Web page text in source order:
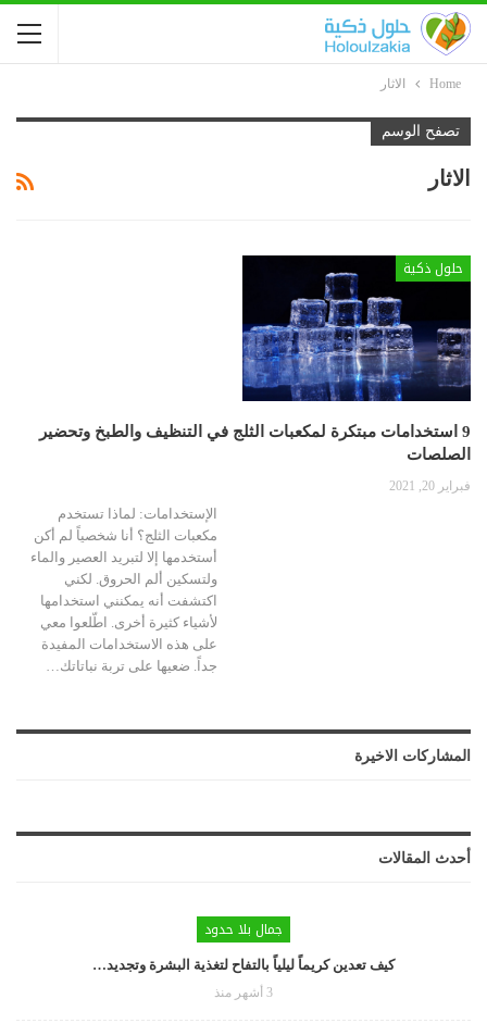
Home الاثار
تصفح الوسم
الاثار
حلول ذكية
9 استخدامات مبتكرة لمكعبات الثلج في التنظيف والطبخ وتحضير
الصلصات
فبراير 20, 2021
الإستخدامات: لماذا تستخدم
مكعبات الثلج؟ أنا شخصياً لم أكن
أستخدمها إلا لتبريد العصير والماء
ولتسكين ألم الحروق. لكني
اكتشفت أنه يمكنني استخدامها
لأشياء كثيرة أخرى. اطّلعوا معي
على هذه الاستخدامات المفيدة
جداً. ضعيها على تربة نباتاتك…
المشاركات الاخيرة
أحدث المقالات
جمال بلا حدود
كيف تعدين كريماً ليلياً بالتفاح لتغذية البشرة وتجديد…
3 أشهر منذ